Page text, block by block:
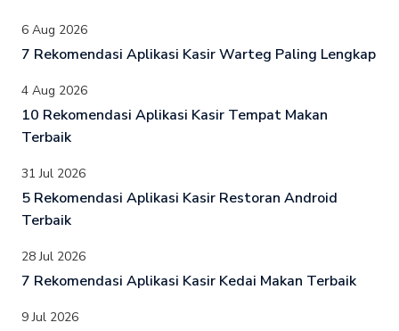
6 Aug 2026
7 Rekomendasi Aplikasi Kasir Warteg Paling Lengkap
4 Aug 2026
10 Rekomendasi Aplikasi Kasir Tempat Makan
Terbaik
31 Jul 2026
5 Rekomendasi Aplikasi Kasir Restoran Android
Terbaik
28 Jul 2026
7 Rekomendasi Aplikasi Kasir Kedai Makan Terbaik
9 Jul 2026